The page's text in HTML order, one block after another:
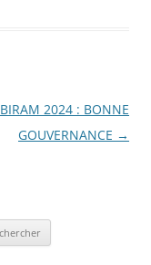
BIRAM 2024 : BONNE
GOUVERNANCE →